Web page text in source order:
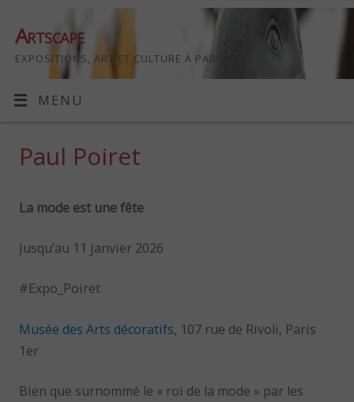
Artscape
EXPOSITIONS, ART ET CULTURE À PARIS
MENU
Paul Poiret
La mode est une fête
Jusqu’au 11 janvier 2026
#Expo_Poiret
Musée des Arts décoratifs, 107 rue de Rivoli, Paris
1er
Bien que surnommé le « roi de la mode » par les